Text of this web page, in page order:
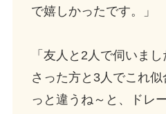
で嬉しかったです。」
「友人と2人で伺いま
さった方と3人でこれ
っと違うね～と、ドレ